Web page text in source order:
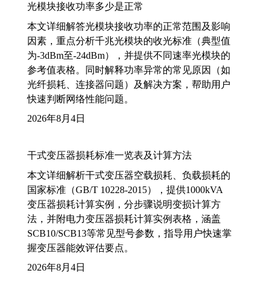
光模块接收功率多少是正常
本文详细解答光模块接收功率的正常范围及影响
因素，重点分析千兆光模块的收光标准（典型值
为-3dBm至-24dBm），并提供不同速率光模块的
参考值表格。同时解释功率异常的常见原因（如
光纤损耗、连接器问题）及解决方案，帮助用户
快速判断网络性能问题。
2026年8月4日
干式变压器损耗标准一览表及计算方法
本文详细解析干式变压器空载损耗、负载损耗的
国家标准（GB/T 10228-2015），提供1000kVA
变压器损耗计算实例，分步骤说明变损计算方
法，并附电力变压器损耗计算实例表格，涵盖
SCB10/SCB13等常见型号参数，指导用户快速掌
握变压器能效评估要点。
2026年8月4日